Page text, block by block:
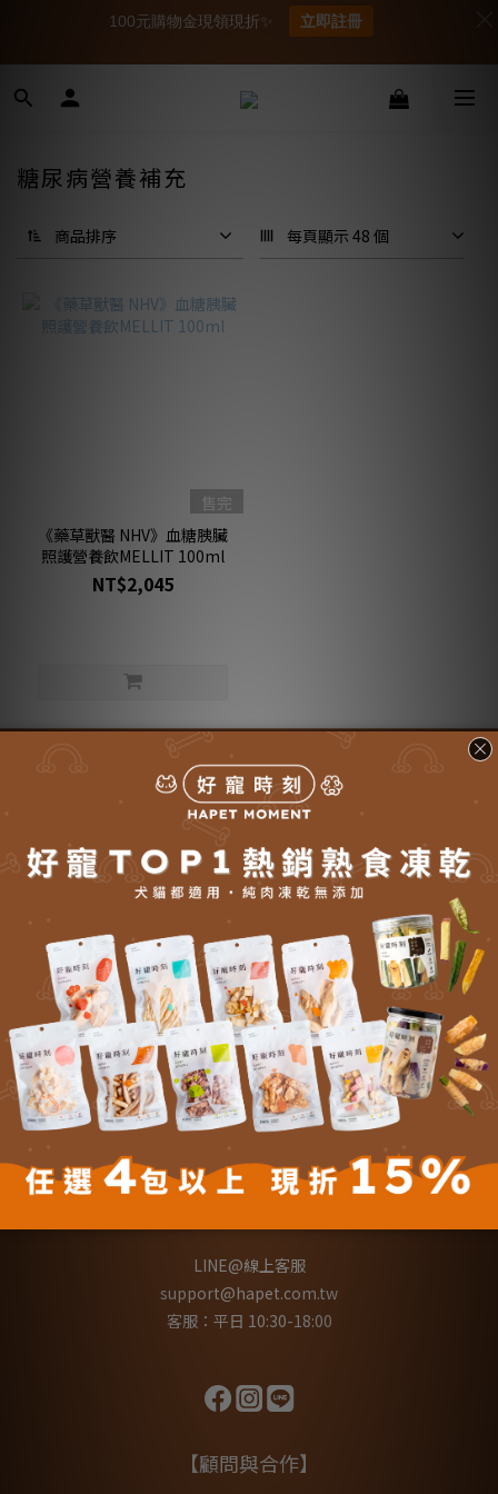
糖尿病營養補充
商品排序 每頁顯示 48 個
售完
《藥草獸醫 NHV》血糖胰臟
照護營養飲MELLIT 100ml
NT$2,045
【會員獨享】
會員分級回饋
點點換好禮
【顧客服務】
關於我們
實體門市
運送與運費
退換貨辦法
隱私權政策
【聯絡我們】
LINE@線上客服
support@hapet.com.tw
客服：平日 10:30-18:00
【顧問與合作】
100元購物金現領現折✨ 立即註冊